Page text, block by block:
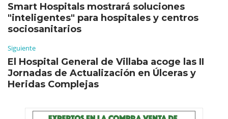
Smart Hospitals mostrará soluciones
"inteligentes" para hospitales y centros
sociosanitarios
Siguiente
El Hospital General de Villaba acoge las II
Jornadas de Actualización en Úlceras y
Heridas Complejas